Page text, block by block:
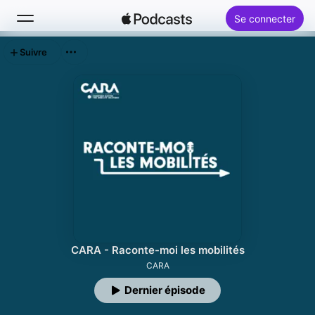
Se connecter
Classements
CARA - Raconte-moi les mobilités
CARA
Dernier épisode
Suivre